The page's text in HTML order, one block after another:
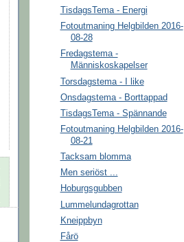
TisdagsTema - Energi
Fotoutmaning Helgbilden 2016-
08-28
Fredagstema -
Människoskapelser
Torsdagstema - I like
Onsdagstema - Borttappad
TisdagsTema - Spännande
Fotoutmaning Helgbilden 2016-
08-21
Tacksam blomma
Men seriöst ...
Hoburgsgubben
Lummelundagrottan
Kneippbyn
Fårö